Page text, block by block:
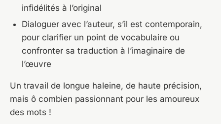
infidélités à l’original
Dialoguer avec l’auteur, s’il est contemporain,
pour clarifier un point de vocabulaire ou
confronter sa traduction à l’imaginaire de
l’œuvre
Un travail de longue haleine, de haute précision,
mais ô combien passionnant pour les amoureux
des mots !